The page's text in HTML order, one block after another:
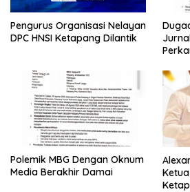
Pengurus Organisasi Nelayan
DPC HNSI Ketapang Dilantik
Polemik MBG Dengan Oknum
Media Berakhir Damai